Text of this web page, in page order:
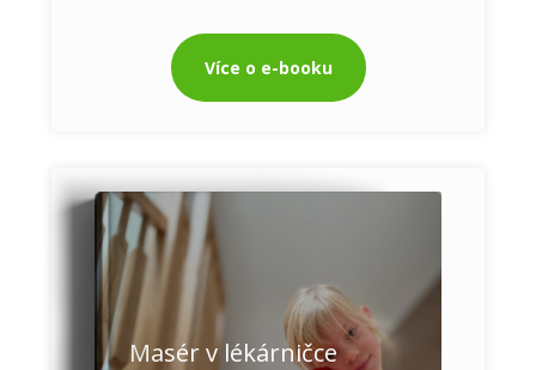
Více o e-booku
Masér v lékárničce